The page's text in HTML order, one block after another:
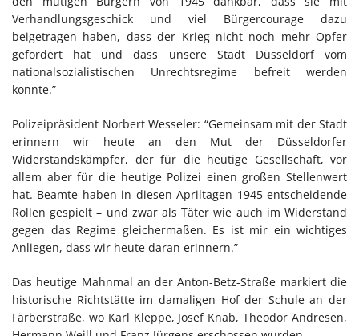
Verhandlungsgeschick und viel Bürgercourage dazu
beigetragen haben, dass der Krieg nicht noch mehr Opfer
gefordert hat und dass unsere Stadt Düsseldorf vom
nationalsozialistischen Unrechtsregime befreit werden
konnte.”
Polizeipräsident Norbert Wesseler: “Gemeinsam mit der Stadt
erinnern wir heute an den Mut der Düsseldorfer
Widerstandskämpfer, der für die heutige Gesellschaft, vor
allem aber für die heutige Polizei einen großen Stellenwert
hat. Beamte haben in diesen Apriltagen 1945 entscheidende
Rollen gespielt – und zwar als Täter wie auch im Widerstand
gegen das Regime gleichermaßen. Es ist mir ein wichtiges
Anliegen, dass wir heute daran erinnern.”
Das heutige Mahnmal an der Anton-Betz-Straße markiert die
historische Richtstätte im damaligen Hof der Schule an der
Färberstraße, wo Karl Kleppe, Josef Knab, Theodor Andresen,